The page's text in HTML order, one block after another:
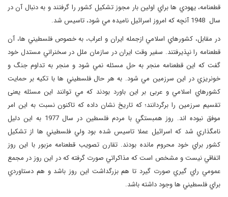
قطعنامه، يهودي ها براي اولين بار مجوز تشكيل كشور را گرفتند و به دنبال آن در
سال 1948 آنچه كه امروز اسرائيل ناميده مي شود، تاسيس شد.
در مقابل، كشورهاي اسلامي ازجمله ايران و اعراب، به خصوص فلسطيني ها،‌ آن
قطعنامه را نپذيرفتند. سفير وقت ايران در سازمان ملل در سخنراني مستدل خود
گفت كه اين قطعنامه منجر به حل مسئله نمي شود و منجر به تداوم جنگ و
خونريزي در اين سرزمين مي شود. به هر حال فلسطيني ها با تكيه بر حمايت
کشورهاي اسلامي و عربی بر اين باورد بودند كه مي توانند اين مسئله یعنی
تقسیم سرزمین را برگردانند؛ كه تاريخ نشان داده كه تاكنون نسبت به اين امر
موفق نبوده اند. روز همبستگي با مردم فلسطين در سال 1977 به اين دليل
نامگذاري شد كه اسرائيل عملا تاسيس شده بود ولي فلسطيني ها از تشكيل
كشور براي خود محروم مانده بودند. تقارن تصويب قطعنامه مزبور با اين روز
اتفاقي نيست و مشخص است كه مذاكراتي صورت گرفته كه در اين روز در مجمع
عمومي راي گيري صورت گيرد تا هم بزرگداشت اين روز باشد و هم دستاوردي
براي فلسطيني ها وجود داشته باشد.